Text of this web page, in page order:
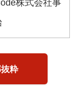
株式会社事
粋